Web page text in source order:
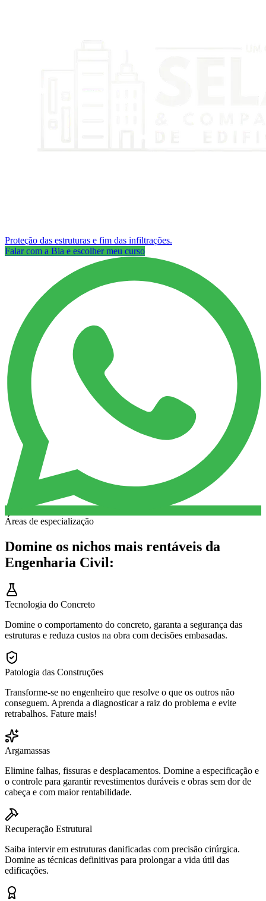
Proteção das estruturas e fim das infiltrações.
Falar com a Bia e escolher meu curso
Áreas de especialização
Domine os nichos mais rentáveis da
Engenharia Civil:
Tecnologia do Concreto
Domine o comportamento do concreto, garanta a segurança das
estruturas e reduza custos na obra com decisões embasadas.
Patologia das Construções
Transforme-se no engenheiro que resolve o que os outros não
conseguem. Aprenda a diagnosticar a raiz do problema e evite
retrabalhos. Fature mais!
Argamassas
Elimine falhas, fissuras e desplacamentos. Domine a especificação e
o controle para garantir revestimentos duráveis e obras sem dor de
cabeça e com maior rentabilidade.
Recuperação Estrutural
Saiba intervir em estruturas danificadas com precisão cirúrgica.
Domine as técnicas definitivas para prolongar a vida útil das
edificações.